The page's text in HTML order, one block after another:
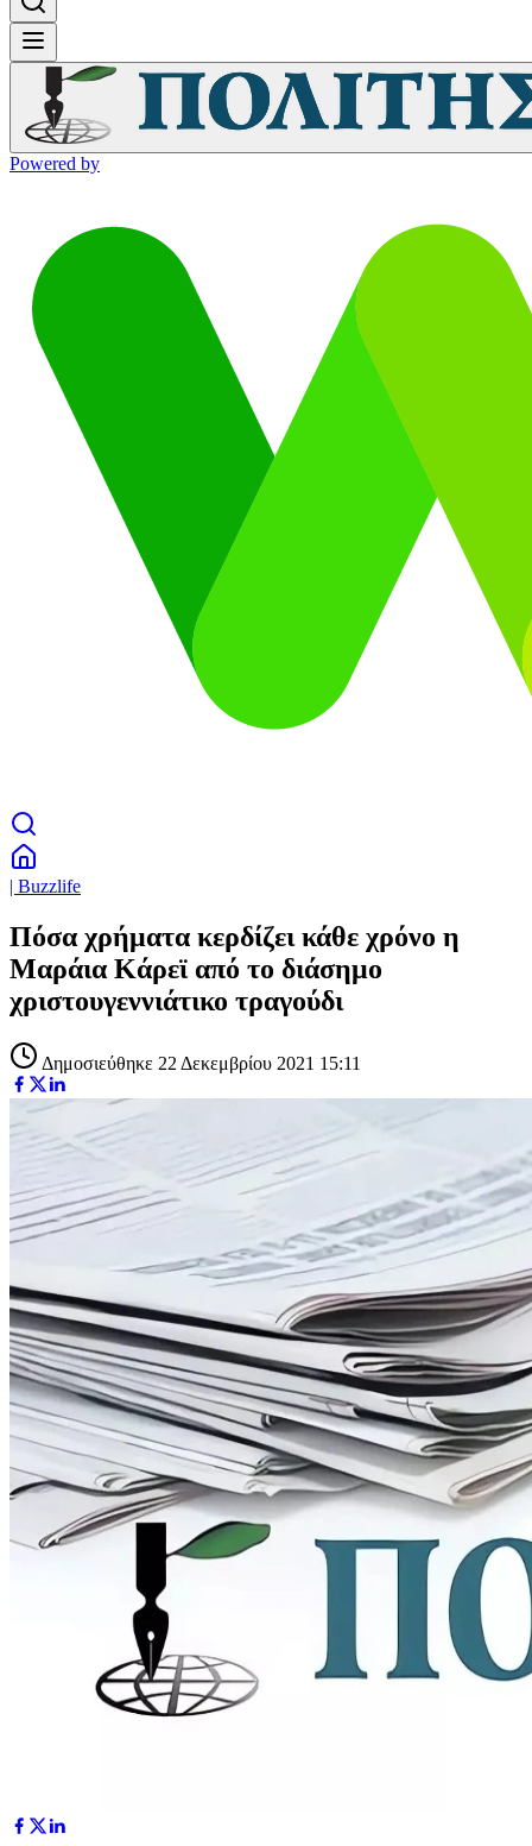
Powered by
| Buzzlife
Πόσα χρήματα κερδίζει κάθε χρόνο η
Μαράια Κάρεϊ από το διάσημο
χριστουγεννιάτικο τραγούδι
Δημοσιεύθηκε 22 Δεκεμβρίου 2021 15:11